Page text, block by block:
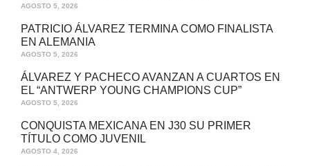
AGOSTO 5, 2026
PATRICIO ÁLVAREZ TERMINA COMO FINALISTA
EN ALEMANIA
AGOSTO 5, 2026
ÁLVAREZ Y PACHECO AVANZAN A CUARTOS EN
EL “ANTWERP YOUNG CHAMPIONS CUP”
AGOSTO 5, 2026
CONQUISTA MEXICANA EN J30 SU PRIMER
TÍTULO COMO JUVENIL
AGOSTO 4, 2026